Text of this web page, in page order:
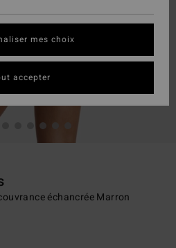
échancrée Marron
mes choix
accepter